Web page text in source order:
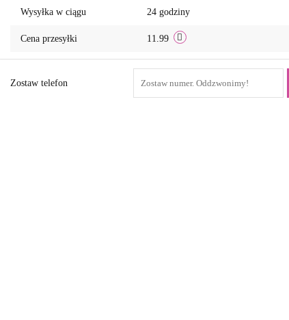
Wysyłka w ciągu 24 godziny
Cena przesyłki 11.99
Zostaw telefon